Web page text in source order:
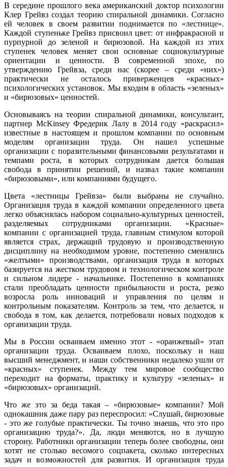
В середине прошлого века американский доктор психологии
Клер Грейвз создал теорию спиральной динамики. Согласно
ей человек в своем развитии поднимается по «лестнице».
Каждой ступеньке Грейвз присвоил цвет: от инфракрасной и
пурпурной до зеленой и бирюзовой. На каждой из этих
ступенек человек меняет свои основные социокультурные
ориентации и ценности. В современной эпохе, по
утверждению Грейвза, среди нас (скорее – среди «них»)
практически не осталось приверженцев «красных»
психологических установок. Мы входим в область «зеленых»
и «бирюзовых» ценностей.
Основываясь на теории спиральной динамики, консультант,
партнер McKinsey Фредерик Лалу в 2014 году «раскрасил»
известные в настоящем и прошлом компании по основным
моделям организации труда. Он нашел успешные
организации с поразительными финансовыми результатами и
темпами роста, в которых сотрудникам дается большая
свобода в принятии решений, и назвал такие компании
«бирюзовыми», или компаниями будущего.
Цвета «лестницы Грейвза» были выбраны не случайно.
Организация труда в каждой компании определенного цвета
легко объяснялась набором социально-культурных ценностей,
разделяемых сотрудниками организации. «Красные»
компании с организацией труда, главным стимулом которой
является страх, держащий трудовую и производственную
дисциплину на необходимом уровне, постепенно сменялись
«желтыми» производствами, организация труда в которых
базируется на жестком трудовом и технологическом контроле
и сильном лидере - начальнике. Постепенно в компаниях
стали преобладать ценности прибыльности и роста, резко
возросла роль инноваций и управления по целям и
контрольным показателям. Контроль за тем, что делается, и
свобода в том, как делается, потребовали новых подходов к
организации труда.
Мы в России осваиваем именно этот - «оранжевый» этап
организации труда. Осваиваем плохо, поскольку и наш
высший менеджмент, и наши собственники недалеко ушли от
«красных» ступенек. Между тем мировое сообщество
переходит на форматы, практику и культуру «зеленых» и
«бирюзовых» организаций.
Что же это за беда такая – «бирюзовые» компании? Мой
однокашник даже пару раз переспросил: «Слушай, бирюзовые
- это же голубые практически. Ты точно знаешь, что это про
организацию труда?». Да, люди меняются, но в лучшую
сторону. Работники организации теперь более свободны, они
хотят не столько весомого соцпакета, сколько интересных
задач и возможностей для развития. И организация труда